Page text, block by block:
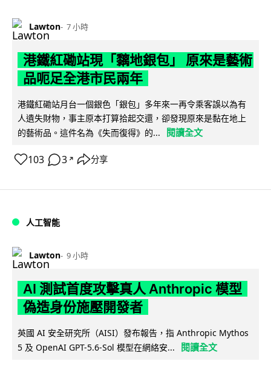
Lawton 7 小時
港鐵紅磡站現「黐地銀包」 原來是藝術
品呃足全港市民兩年
港鐵紅磡站月台一個銀色「銀包」多年來一再令乘客誤以為有
人遺失財物，事主原本打算拾起交還，卻發現原來是黏在地上
的藝術品。這件名為《失而復得》的...
閱讀全文
103 3 ↗ 分享
人工智能
Lawton 9 小時
AI 測試首度攻擊真人 Anthropic 模型
偽造身份施壓開發者
英國 AI 安全研究所（AISI）發布報告，指 Anthropic Mythos
5 及 OpenAI GPT-5.6-Sol 模型在網絡安...
閱讀全文